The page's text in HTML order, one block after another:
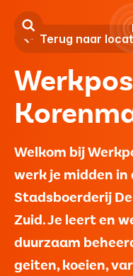
Kind
Jeugd
Volwassenen
Locaties
Over ons
Contact
Terug naar
Welkom bij
werk je midden in
Stadsboerderij
Zuid. Je leert en
duurzaam
geiten, koeien,